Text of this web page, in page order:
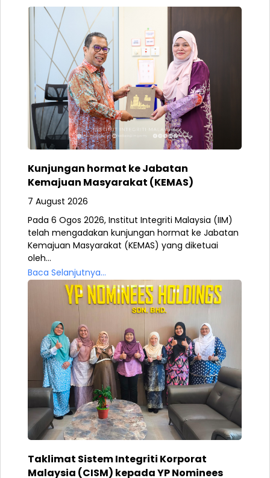
Kunjungan hormat ke Jabatan
Kemajuan Masyarakat (KEMAS)
7 August 2026
Pada 6 Ogos 2026, Institut Integriti Malaysia (IIM)
telah mengadakan kunjungan hormat ke Jabatan
Kemajuan Masyarakat (KEMAS) yang diketuai
oleh...
Baca Selanjutnya...
Taklimat Sistem Integriti Korporat
Malaysia (CISM) kepada YP Nominees